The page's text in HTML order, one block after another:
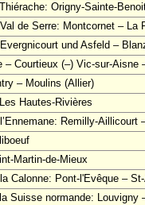
Origny-Sainte-
de Serre: Montcornet – La
und Asfeld –
– Courtieux (–) Vic-sur-Aisne
– Moulins (Allier)
Hautes-Rivières
Remilly-Aillicourt
Martin-de-Mieux
Calonne: Pont-l'Evêque –
Suisse normande: Louvigny